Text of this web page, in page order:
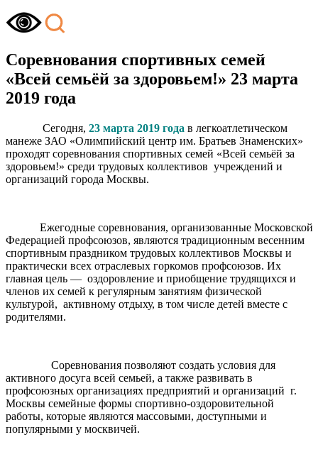
Соревнования спортивных семей
«Всей семьёй за здоровьем!» 23 марта
2019 года
Сегодня, 23 марта 2019 года в легкоатлетическом
манеже ЗАО «Олимпийский центр им. Братьев Знаменских»
проходят соревнования спортивных семей «Всей семьёй за
здоровьем!» среди трудовых коллективов учреждений и
организаций города Москвы.
Ежегодные соревнования, организованные Московской
Федерацией профсоюзов, являются традиционным весенним
спортивным праздником трудовых коллективов Москвы и
практически всех отраслевых горкомов профсоюзов. Их
главная цель — оздоровление и приобщение трудящихся и
членов их семей к регулярным занятиям физической
культурой, активному отдыху, в том числе детей вместе с
родителями.
Соревнования позволяют создать условия для
активного досуга всей семьей, а также развивать в
профсоюзных организациях предприятий и организаций г.
Москвы семейные формы спортивно-оздоровительной
работы, которые являются массовыми, доступными и
популярными у москвичей.